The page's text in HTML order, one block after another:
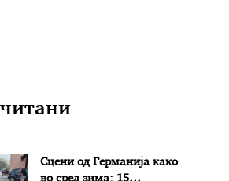
Сцени од Германија како
во сред зима: 15